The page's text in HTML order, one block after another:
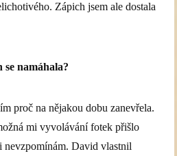
Zápich jsem ale dostala
se namáhala?
proč na nějakou dobu zanevřela.
mi vyvolávání fotek přišlo
nevzpomínám. David vlastnil